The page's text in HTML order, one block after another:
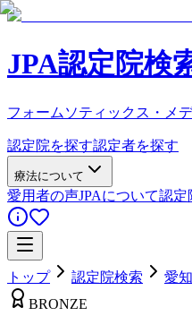
JPA認定院検
フォームソティックス・メ
認定院を探す認定者を探す
療法について
愛用者の声JPAについて認定
トップ 認定院検索 愛
BRONZE